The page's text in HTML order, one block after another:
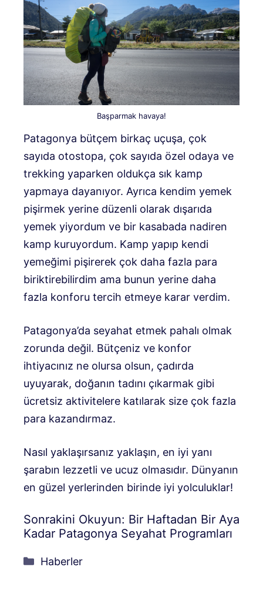
Başparmak havaya!
Patagonya bütçem birkaç uçuşa, çok
sayıda otostopa, çok sayıda özel odaya ve
trekking yaparken oldukça sık kamp
yapmaya dayanıyor. Ayrıca kendim yemek
pişirmek yerine düzenli olarak dışarıda
yemek yiyordum ve bir kasabada nadiren
kamp kuruyordum. Kamp yapıp kendi
yemeğimi pişirerek çok daha fazla para
biriktirebilirdim ama bunun yerine daha
fazla konforu tercih etmeye karar verdim.
Patagonya’da seyahat etmek pahalı olmak
zorunda değil. Bütçeniz ve konfor
ihtiyacınız ne olursa olsun, çadırda
uyuyarak, doğanın tadını çıkarmak gibi
ücretsiz aktivitelere katılarak size çok fazla
para kazandırmaz.
Nasıl yaklaşırsanız yaklaşın, en iyi yanı
şarabın lezzetli ve ucuz olmasıdır. Dünyanın
en güzel yerlerinden birinde iyi yolculuklar!
Sonrakini Okuyun: Bir Haftadan Bir Aya
Kadar Patagonya Seyahat Programları
Kategoriler
Haberler